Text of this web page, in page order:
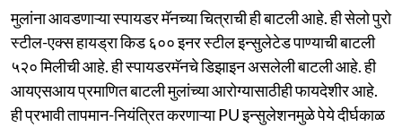
मुलांना आवडणाऱ्या स्पायडर मॅनच्या चित्राची ही बाटली आहे. ही सेलो पुरो
स्टील-एक्स हायड्रा किड ६०० इनर स्टील इन्सुलेटेड पाण्याची बाटली
५२० मिलीची आहे. ही स्पायडरमॅनचे डिझाइन असलेली बाटली आहे. ही
आयएसआय प्रमाणित बाटली मुलांच्या आरोग्यासाठीही फायदेशीर आहे.
ही प्रभावी तापमान-नियंत्रित करणाऱ्या PU इन्सुलेशनमुळे पेये दीर्घकाळ